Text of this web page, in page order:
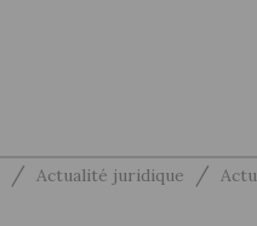
/ Actualité juridique /